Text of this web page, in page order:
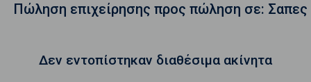
Πώληση επιχείρησης προς πώληση σε: Σαπες
Δεν εντοπίστηκαν διαθέσιμα ακίνητα